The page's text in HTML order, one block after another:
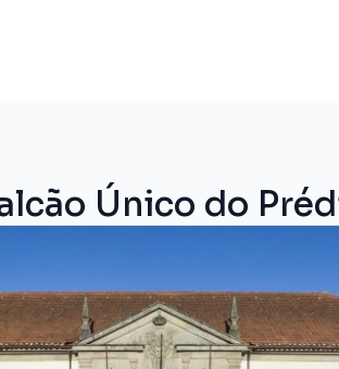
Único do